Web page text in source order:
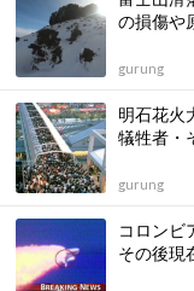
の損傷や
gurung
明石花火
犠牲者・
gurung
コロンビ
その後現